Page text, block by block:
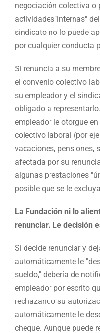
negociación colectiva o
actividades"internas"
sindicato no lo puede
por cualquier conducta
Si renuncia a su
el convenio colectivo
su empleador y el
obligado a
empleador le otorgue
colectivo laboral (por
vacaciones, pensiones,
afectada por su
algunas prestaciones
posible que se le
La Fundación ni lo
renunciar. Le decisión
Si decide renunciar y
automáticamente le
sueldo," debería de
empleador por escrito
rechazando su
automáticamente le
cheque. Aunque puede